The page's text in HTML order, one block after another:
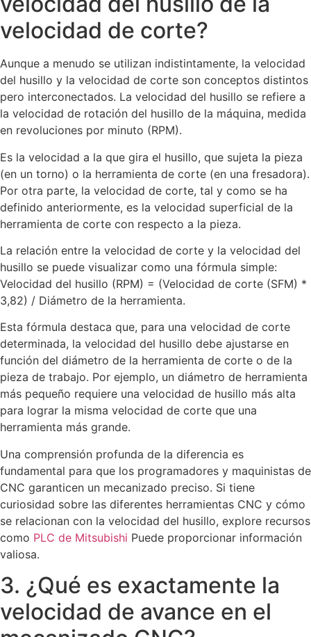
velocidad de corte?
Aunque a menudo se utilizan indistintamente, la velocidad
del husillo y la velocidad de corte son conceptos distintos
pero interconectados. La velocidad del husillo se refiere a
la velocidad de rotación del husillo de la máquina, medida
en revoluciones por minuto (RPM).
Es la velocidad a la que gira el husillo, que sujeta la pieza
(en un torno) o la herramienta de corte (en una fresadora).
Por otra parte, la velocidad de corte, tal y como se ha
definido anteriormente, es la velocidad superficial de la
herramienta de corte con respecto a la pieza.
La relación entre la velocidad de corte y la velocidad del
husillo se puede visualizar como una fórmula simple:
Velocidad del husillo (RPM) = (Velocidad de corte (SFM) *
3,82) / Diámetro de la herramienta.
Esta fórmula destaca que, para una velocidad de corte
determinada, la velocidad del husillo debe ajustarse en
función del diámetro de la herramienta de corte o de la
pieza de trabajo. Por ejemplo, un diámetro de herramienta
más pequeño requiere una velocidad de husillo más alta
para lograr la misma velocidad de corte que una
herramienta más grande.
Una comprensión profunda de la diferencia es
fundamental para que los programadores y maquinistas de
CNC garanticen un mecanizado preciso. Si tiene
curiosidad sobre las diferentes herramientas CNC y cómo
se relacionan con la velocidad del husillo, explore recursos
como PLC de Mitsubishi Puede proporcionar información
valiosa.
3. ¿Qué es exactamente la
velocidad de avance en el